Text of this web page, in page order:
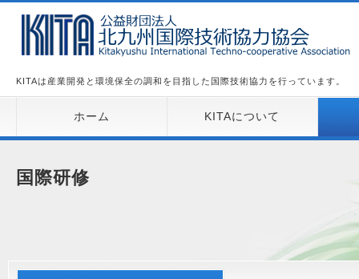
KITAは産業開発と環境保全の調和を目指した国際技術協力を行っています。
ホーム KITAについて
国際研修